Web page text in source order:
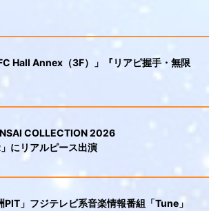
Hall Annex（3F）」『リアピ握手・無限
COLLECTION 2026
にリアルピース出演
」フジテレビ系音楽情報番組「Tune」